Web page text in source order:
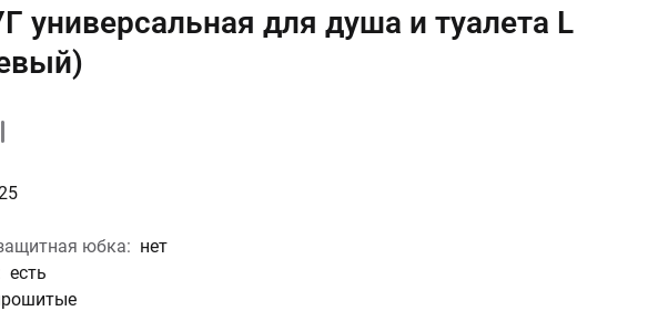
универсальная для душа и туалета L
юбка: нет
есть